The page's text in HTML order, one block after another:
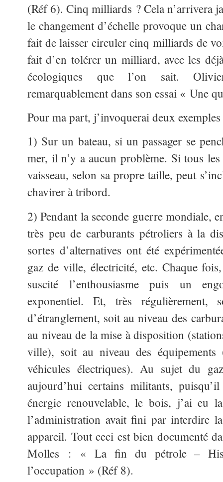
(Réf 6). Cinq milliards ? Cela n’arrivera
le changement d’échelle provoque un
fait de laisser circuler cinq milliards de
fait d’en tolérer un milliard, avec les
écologiques que l’on sait.
remarquablement dans son essai « Une
Pour ma part, j’invoquerai deux
1) Sur un bateau, si un passager se
mer, il n’y a aucun problème. Si tous
vaisseau, selon sa propre taille, peut
chavirer à tribord.
2) Pendant la seconde guerre mondiale,
très peu de carburants pétroliers à la
sortes d’alternatives ont été
gaz de ville, électricité, etc. Chaque
suscité l’enthousiasme puis un
exponentiel. Et, très régulièrement,
d’étranglement, soit au niveau des
au niveau de la mise à disposition
ville), soit au niveau des
véhicules électriques). Au sujet du
aujourd’hui certains militants,
énergie renouvelable, le bois, j’ai eu
l’administration avait fini par interdire
appareil. Tout ceci est bien documenté
Molles : « La fin du pétrole –
l’occupation » (Réf 8).